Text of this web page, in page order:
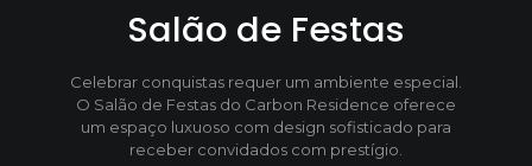
Salão de Festas
Celebrar conquistas requer um ambiente especial.
O Salão de Festas do Carbon Residence oferece
um espaço luxuoso com design sofisticado para
receber convidados com prestígio.